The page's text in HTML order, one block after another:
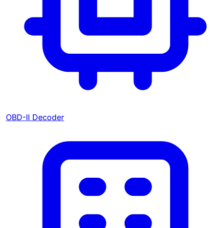
OBD-II Decoder